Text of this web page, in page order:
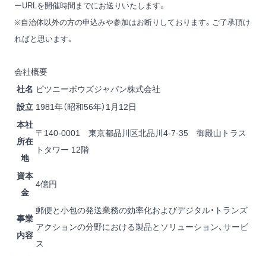
ーURLを開催時間までにお送りいたします。
※自治体以外の方の申込みや参加はお断りしております。ご了承頂け
ればと思います。
会社概要
社名 ピツニーボウズジャパン株式会社
設立 1981年（昭和56年）1月12日
本社
所在
地
〒140-0001 東京都品川区北品川4-7-35 御殿山トラス
トタワー 12階
資本
金
4億円
事業
内容
郵便と小包の発送業務の効率化およびデジタル・トランズ
アクションの分野における製品とソリューション、サービ
ス